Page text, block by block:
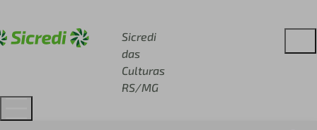
Sicredi
das
Culturas
RS/MG